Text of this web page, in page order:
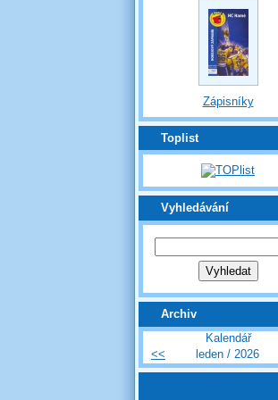
Zápisníky
Toplist
Vyhledávání
Archiv
Kalendář
<<
leden / 2026